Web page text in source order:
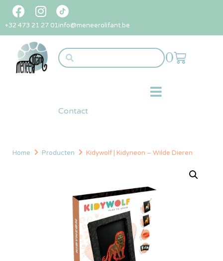
+32 473 21 27 01info@meneerolifant.be
0
Contact
Home Producten Kidywolf | Kidyneon – Wilde Dieren